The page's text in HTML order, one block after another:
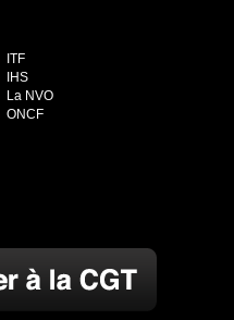
ITF
IHS
La NVO
ONCF